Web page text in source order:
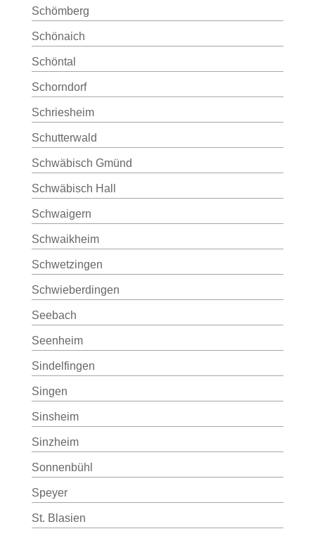
Schömberg
Schönaich
Schöntal
Schorndorf
Schriesheim
Schutterwald
Schwäbisch Gmünd
Schwäbisch Hall
Schwaigern
Schwaikheim
Schwetzingen
Schwieberdingen
Seebach
Seenheim
Sindelfingen
Singen
Sinsheim
Sinzheim
Sonnenbühl
Speyer
St. Blasien